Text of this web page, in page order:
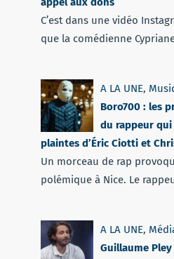
C’est dans une vidéo
que la comédienne
A LA UNE,
Boro700 : les
du rappeur
plaintes d’Éric Ciotti et
Un morceau de rap
polémique à Nice. Le
A LA UNE,
Guillaume